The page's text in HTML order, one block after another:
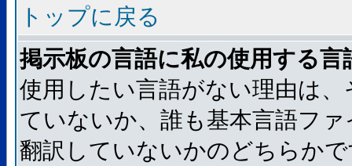
トップに戻る
掲示板の言語に私の使用する
使用したい言語がない理由は
ていないか、誰も基本言語フ
翻訳していないかのどちらか